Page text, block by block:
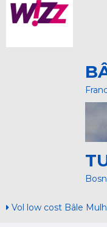
Vol low cost Bâle